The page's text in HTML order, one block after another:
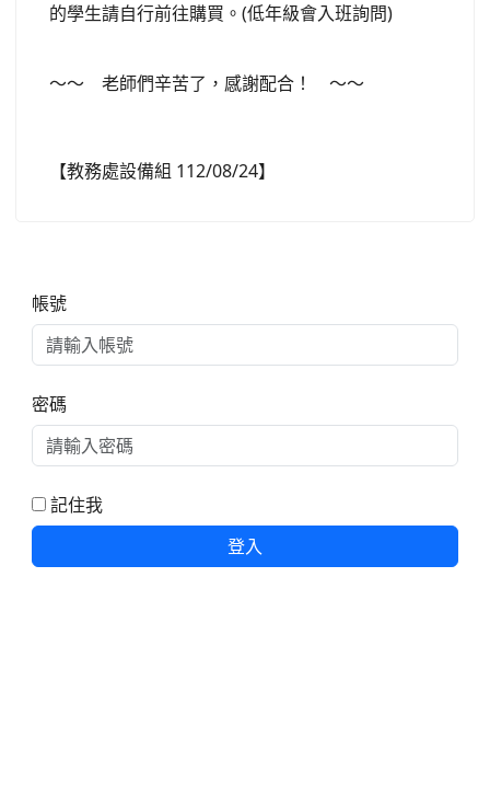
的學生請自行前往購買。(低年級會入班詢問)
～～ 老師們辛苦了，感謝配合！ ～～
【教務處設備組 112/08/24】
帳號
密碼
記住我
登入